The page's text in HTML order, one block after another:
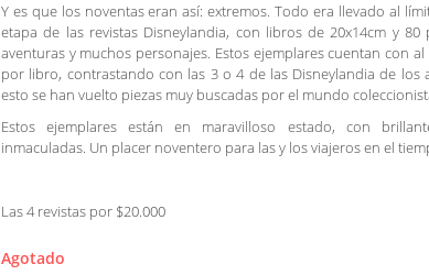
Y es que los noventas eran así: extremos. Todo era llevado al
etapa de las revistas Disneylandia, con libros de 20x14cm y 80
aventuras y muchos personajes. Estos ejemplares cuentan con
por libro, contrastando con las 3 o 4 de las Disneylandia de los
esto se han vuelto piezas muy buscadas por el mundo
Estos ejemplares están en maravilloso estado, con
inmaculadas. Un placer noventero para las y los viajeros en el
Las 4 revistas por $20.000
Agotado